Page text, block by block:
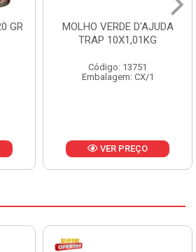
MOLHO VERDE D'AJUDA
TRAP 10X1,01KG
Código: 13751
Embalagem: CX/1
VER PREÇO